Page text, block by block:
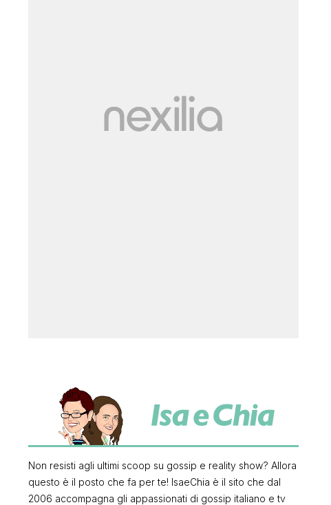
Non resisti agli ultimi scoop su gossip e reality show? Allora
questo è il posto che fa per te! IsaeChia è il sito che dal
2006 accompagna gli appassionati di gossip italiano e tv